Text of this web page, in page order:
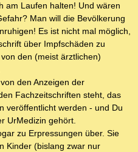
am Laufen halten! Und wären
Man will die Bevölkerung
Es ist nicht mal möglich,
über Impfschäden zu
den (meist ärztlichen)
den Anzeigen der
Fachzeitschriften steht, das
veröffentlicht werden - und Du
UrMedizin gehört.
zu Erpressungen über. Sie
Kinder (bislang zwar nur